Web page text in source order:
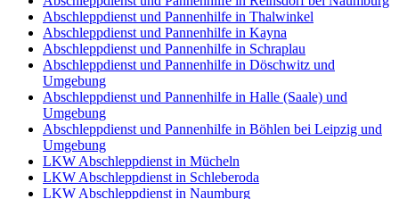
Abschleppdienst und Pannenhilfe in Thalwinkel
Abschleppdienst und Pannenhilfe in Kayna
Abschleppdienst und Pannenhilfe in Schraplau
Abschleppdienst und Pannenhilfe in Döschwitz und
Umgebung
Abschleppdienst und Pannenhilfe in Halle (Saale) und
Umgebung
Abschleppdienst und Pannenhilfe in Böhlen bei Leipzig und
Umgebung
LKW Abschleppdienst in Mücheln
LKW Abschleppdienst in Schleberoda
LKW Abschleppdienst in Naumburg